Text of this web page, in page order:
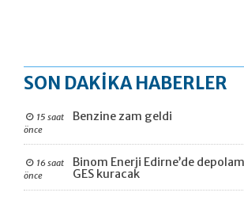
SON DAKİKA HABERLER
15 saat
önce
Benzine zam geldi
16 saat
önce
Binom Enerji Edirne’de
GES kuracak